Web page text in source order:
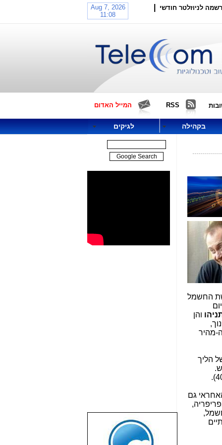
לניוזלטר חודשי
RSS המייל האדום
בקהילה לגיקים
החשמל
והן
מהיר
הליך
גם
חברת החשמל,
שבוע טוב לכל
הגולשים באשר